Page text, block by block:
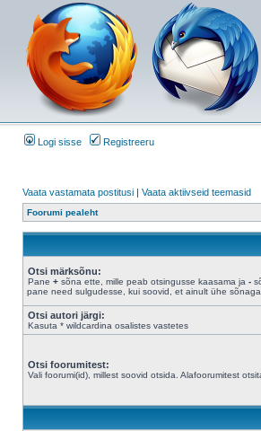
Logi sisse Registreeru
Vaata vastamata postitusi | Vaata aktiivseid teemasid
Foorumi pealeht
Otsi märksõnu:
Pane + sõna ette, mille peab otsingusse kaasama ja -
pane need sulgudesse, kui soovid, et ainult ühe
Otsi autori järgi:
Kasuta * wildcardina osalistes vastetes
Otsi foorumitest:
Vali foorumi(id), millest soovid otsida. Alafoorumitest